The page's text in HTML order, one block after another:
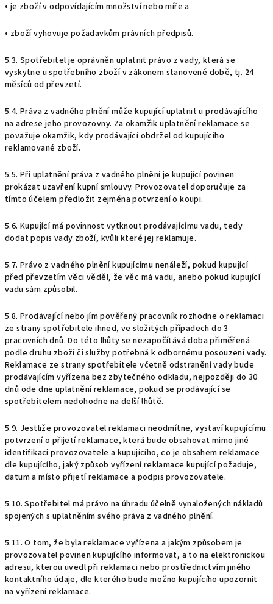
• je zboží v odpovídajícím množství nebo míře a
• zboží vyhovuje požadavkům právních předpisů.
5.3. Spotřebitel je oprávněn uplatnit právo z vady, která se
vyskytne u spotřebního zboží v zákonem stanovené době, tj. 24
měsíců od převzetí.
5.4. Práva z vadného plnění může kupující uplatnit u prodávajícího
na adrese jeho provozovny. Za okamžik uplatnění reklamace se
považuje okamžik, kdy prodávající obdržel od kupujícího
reklamované zboží.
5.5. Při uplatnění práva z vadného plnění je kupující povinen
prokázat uzavření kupní smlouvy. Provozovatel doporučuje za
tímto účelem předložit zejména potvrzení o koupi.
5.6. Kupující má povinnost vytknout prodávajícímu vadu, tedy
dodat popis vady zboží, kvůli které jej reklamuje.
5.7. Právo z vadného plnění kupujícímu nenáleží, pokud kupující
před převzetím věci věděl, že věc má vadu, anebo pokud kupující
vadu sám způsobil.
5.8. Prodávající nebo jím pověřený pracovník rozhodne o reklamaci
ze strany spotřebitele ihned, ve složitých případech do 3
pracovních dnů. Do této lhůty se nezapočítává doba přiměřená
podle druhu zboží či služby potřebná k odbornému posouzení vady.
Reklamace ze strany spotřebitele včetně odstranění vady bude
prodávajícím vyřízena bez zbytečného odkladu, nejpozději do 30
dnů ode dne uplatnění reklamace, pokud se prodávající se
spotřebitelem nedohodne na delší lhůtě.
5.9. Jestliže provozovatel reklamaci neodmítne, vystaví kupujícímu
potvrzení o přijetí reklamace, která bude obsahovat mimo jiné
identifikaci provozovatele a kupujícího, co je obsahem reklamace
dle kupujícího, jaký způsob vyřízení reklamace kupující požaduje,
datum a místo přijetí reklamace a podpis provozovatele.
5.10. Spotřebitel má právo na úhradu účelně vynaložených nákladů
spojených s uplatněním svého práva z vadného plnění.
5.11. O tom, že byla reklamace vyřízena a jakým způsobem je
provozovatel povinen kupujícího informovat, a to na elektronickou
adresu, kterou uvedl při reklamaci nebo prostřednictvím jiného
kontaktního údaje, dle kterého bude možno kupujícího upozornit
na vyřízení reklamace.